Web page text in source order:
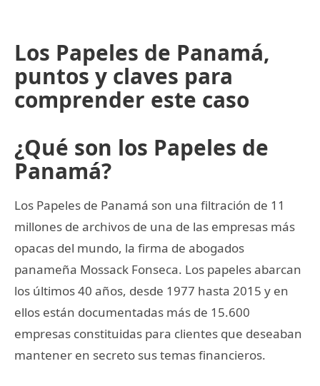
Los Papeles de Panamá,
puntos y claves para
comprender este caso
¿Qué son los Papeles de
Panamá?
Los Papeles de Panamá son una filtración de 11
millones de archivos de una de las empresas más
opacas del mundo, la firma de abogados
panameña Mossack Fonseca. Los papeles abarcan
los últimos 40 años, desde 1977 hasta 2015 y en
ellos están documentadas más de 15.600
empresas constituidas para clientes que deseaban
mantener en secreto sus temas financieros.